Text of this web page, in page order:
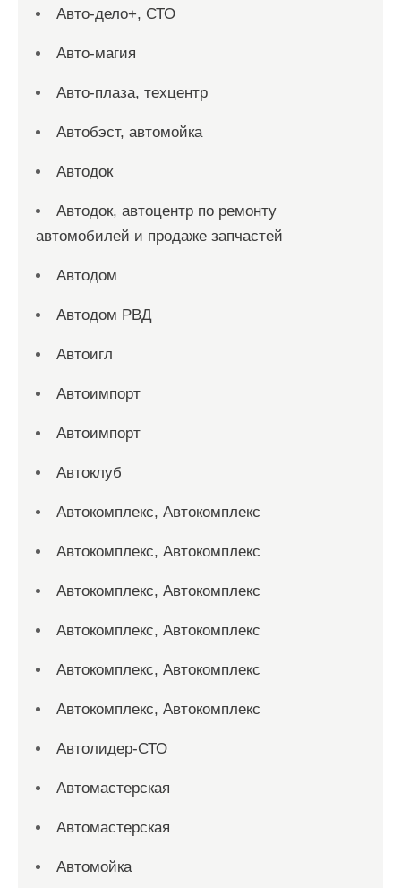
Авто-дело+, СТО
Авто-магия
Авто-плаза, техцентр
Автобэст, автомойка
Автодок
Автодок, автоцентр по ремонту
автомобилей и продаже запчастей
Автодом
Автодом РВД
Автоигл
Автоимпорт
Автоимпорт
Автоклуб
Автокомплекс, Автокомплекс
Автокомплекс, Автокомплекс
Автокомплекс, Автокомплекс
Автокомплекс, Автокомплекс
Автокомплекс, Автокомплекс
Автокомплекс, Автокомплекс
Автолидер-СТО
Автомастерская
Автомастерская
Автомойка